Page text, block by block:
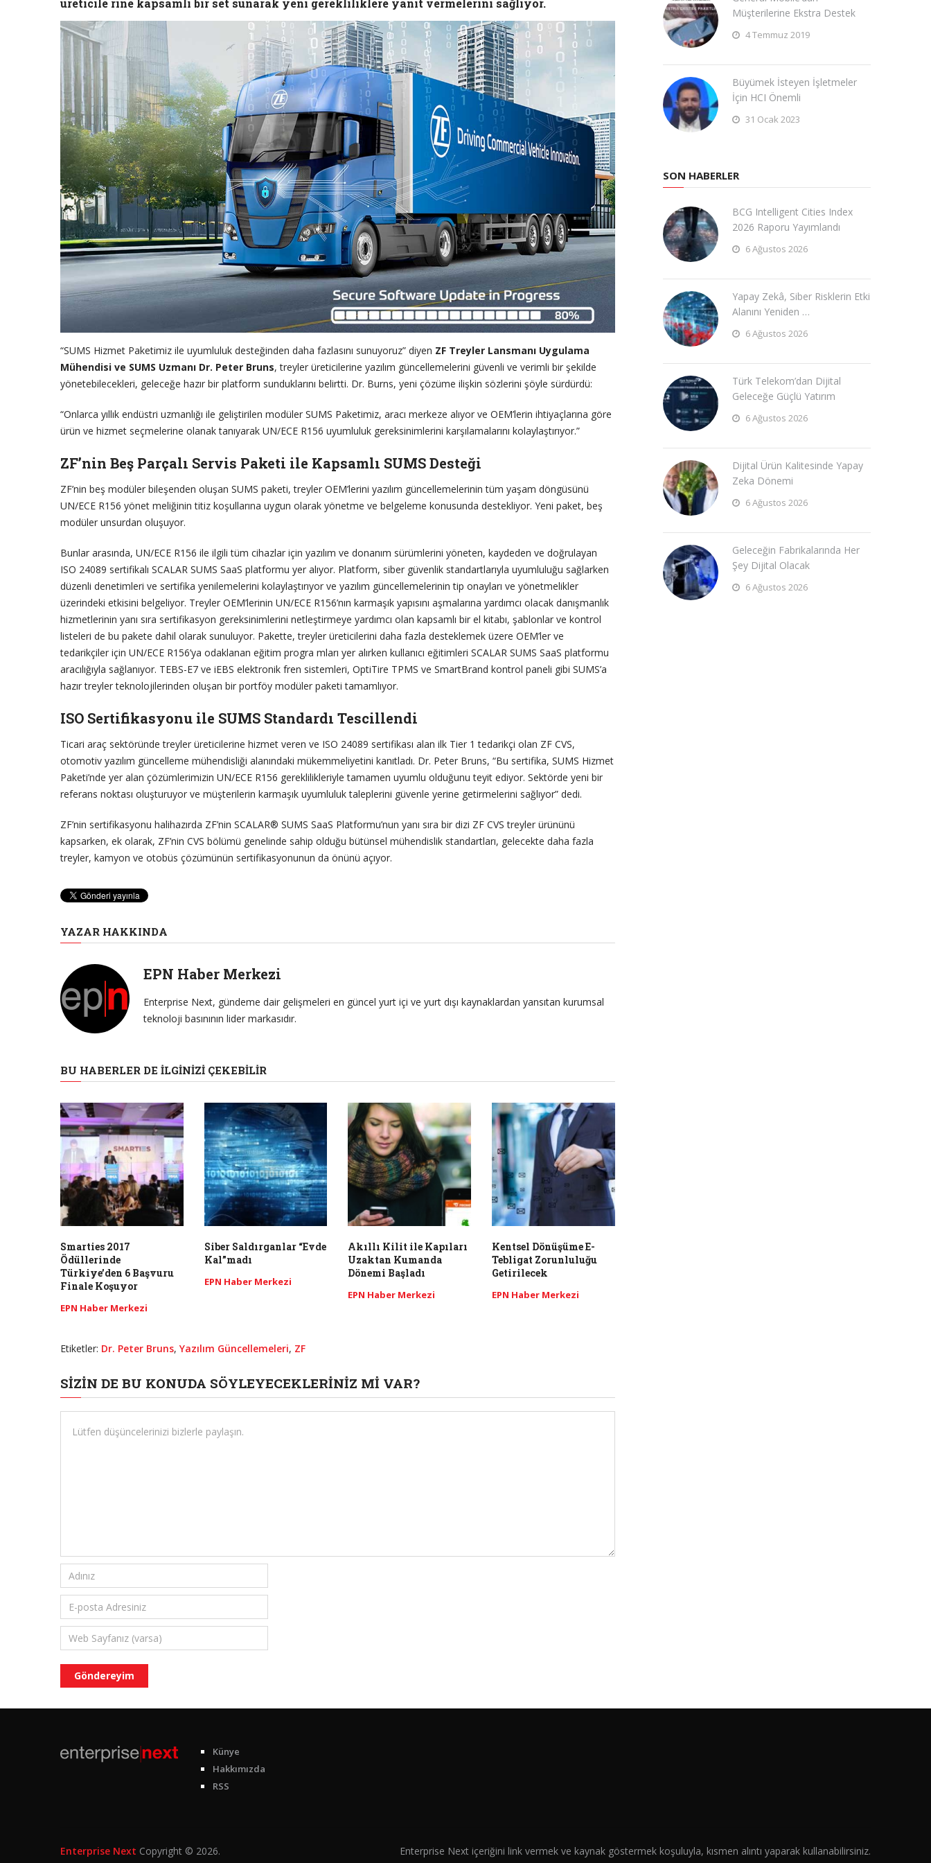
üreticile rine kapsamlı bir set sunarak yeni gerekliliklere yanıt vermelerini sağlıyor.
“SUMS Hizmet Paketimiz ile uyumluluk desteğinden daha fazlasını sunuyoruz” diyen ZF Treyler Lansmanı Uygulama
Mühendisi ve SUMS Uzmanı Dr. Peter Bruns, treyler üreticilerine yazılım güncellemelerini güvenli ve verimli bir şekilde
yönetebilecekleri, geleceğe hazır bir platform sunduklarını belirtti. Dr. Burns, yeni çözüme ilişkin sözlerini şöyle sürdürdü:
“Onlarca yıllık endüstri uzmanlığı ile geliştirilen modüler SUMS Paketimiz, aracı merkeze alıyor ve OEM’lerin ihtiyaçlarına göre
ürün ve hizmet seçmelerine olanak tanıyarak UN/ECE R156 uyumluluk gereksinimlerini karşılamalarını kolaylaştırıyor.”
ZF’nin Beş Parçalı Servis Paketi ile Kapsamlı SUMS Desteği
ZF’nin beş modüler bileşenden oluşan SUMS paketi, treyler OEM’lerini yazılım güncellemelerinin tüm yaşam döngüsünü
UN/ECE R156 yönet meliğinin titiz koşullarına uygun olarak yönetme ve belgeleme konusunda destekliyor. Yeni paket, beş
modüler unsurdan oluşuyor.
Bunlar arasında, UN/ECE R156 ile ilgili tüm cihazlar için yazılım ve donanım sürümlerini yöneten, kaydeden ve doğrulayan
ISO 24089 sertifikalı SCALAR SUMS SaaS platformu yer alıyor. Platform, siber güvenlik standartlarıyla uyumluluğu sağlarken
düzenli denetimleri ve sertifika yenilemelerini kolaylaştırıyor ve yazılım güncellemelerinin tip onayları ve yönetmelikler
üzerindeki etkisini belgeliyor. Treyler OEM’lerinin UN/ECE R156’nın karmaşık yapısını aşmalarına yardımcı olacak danışmanlık
hizmetlerinin yanı sıra sertifikasyon gereksinimlerini netleştirmeye yardımcı olan kapsamlı bir el kitabı, şablonlar ve kontrol
listeleri de bu pakete dahil olarak sunuluyor. Pakette, treyler üreticilerini daha fazla desteklemek üzere OEM’ler ve
tedarikçiler için UN/ECE R156’ya odaklanan eğitim progra mları yer alırken kullanıcı eğitimleri SCALAR SUMS SaaS platformu
aracılığıyla sağlanıyor. TEBS-E7 ve iEBS elektronik fren sistemleri, OptiTire TPMS ve SmartBrand kontrol paneli gibi SUMS’a
hazır treyler teknolojilerinden oluşan bir portföy modüler paketi tamamlıyor.
ISO Sertifikasyonu ile SUMS Standardı Tescillendi
Ticari araç sektöründe treyler üreticilerine hizmet veren ve ISO 24089 sertifikası alan ilk Tier 1 tedarikçi olan ZF CVS,
otomotiv yazılım güncelleme mühendisliği alanındaki mükemmeliyetini kanıtladı. Dr. Peter Bruns, “Bu sertifika, SUMS Hizmet
Paketi’nde yer alan çözümlerimizin UN/ECE R156 gereklilikleriyle tamamen uyumlu olduğunu teyit ediyor. Sektörde yeni bir
referans noktası oluşturuyor ve müşterilerin karmaşık uyumluluk taleplerini güvenle yerine getirmelerini sağlıyor” dedi.
ZF’nin sertifikasyonu halihazırda ZF’nin SCALAR® SUMS SaaS Platformu’nun yanı sıra bir dizi ZF CVS treyler ürününü
kapsarken, ek olarak, ZF’nin CVS bölümü genelinde sahip olduğu bütünsel mühendislik standartları, gelecekte daha fazla
treyler, kamyon ve otobüs çözümünün sertifikasyonunun da önünü açıyor.
YAZAR HAKKINDA
EPN Haber Merkezi
Enterprise Next, gündeme dair gelişmeleri en güncel yurt içi ve yurt dışı kaynaklardan yansıtan kurumsal
teknoloji basınının lider markasıdır.
BU HABERLER DE İLGINIZI ÇEKEBILIR
Smarties 2017
Ödüllerinde
Türkiye’den 6 Başvuru
Finale Koşuyor
EPN Haber Merkezi
Siber Saldırganlar “Evde
Kal”madı
EPN Haber Merkezi
Akıllı Kilit ile Kapıları
Uzaktan Kumanda
Dönemi Başladı
EPN Haber Merkezi
Kentsel Dönüşüme E-
Tebligat Zorunluluğu
Getirilecek
EPN Haber Merkezi
Etiketler: Dr. Peter Bruns, Yazılım Güncellemeleri, ZF
SIZIN DE BU KONUDA SÖYLEYECEKLERINIZ MI VAR?
Müşterilerine Ekstra Destek
4 Temmuz 2019
Büyümek İsteyen İşletmeler
İçin HCI Önemli
31 Ocak 2023
SON HABERLER
BCG Intelligent Cities Index
2026 Raporu Yayımlandı
6 Ağustos 2026
Yapay Zekâ, Siber Risklerin Etki
Alanını Yeniden …
6 Ağustos 2026
Türk Telekom’dan Dijital
Geleceğe Güçlü Yatırım
6 Ağustos 2026
Dijital Ürün Kalitesinde Yapay
Zeka Dönemi
6 Ağustos 2026
Geleceğin Fabrikalarında Her
Şey Dijital Olacak
6 Ağustos 2026
Künye
Hakkımızda
RSS
Enterprise Next Copyright © 2026. Enterprise Next içeriğini link vermek ve kaynak göstermek koşuluyla, kısmen alıntı yaparak kullanabilirsiniz.